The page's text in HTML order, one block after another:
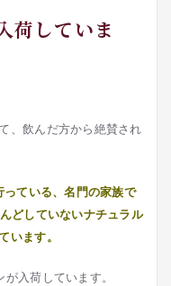
荷していま
、飲んだ方から絶賛され
ている、名門の家族で
どしていないナチュラル
います。
入荷しています。